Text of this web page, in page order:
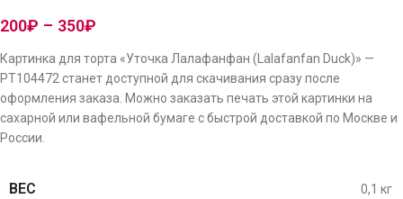
200₽ – 350₽
Картинка для торта «Уточка Лалафанфан (Lalafanfan Duck)» —
PT104472 станет доступной для скачивания сразу после
оформления заказа. Можно заказать печать этой картинки на
сахарной или вафельной бумаге с быстрой доставкой по Москве и
России.
ВЕС 0,1 кг